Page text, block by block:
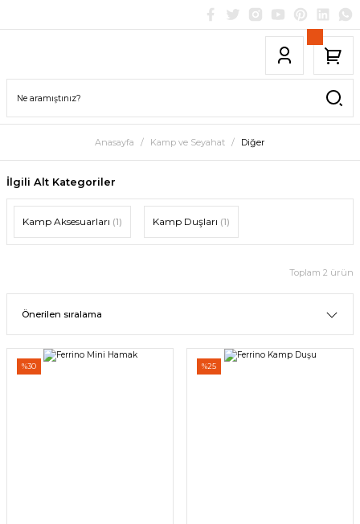
Anasayfa Kamp ve Seyahat Diğer
İlgili Alt Kategoriler
Kamp Aksesuarları (1) Kamp Duşları (1)
Toplam 2 ürün
%30 %25